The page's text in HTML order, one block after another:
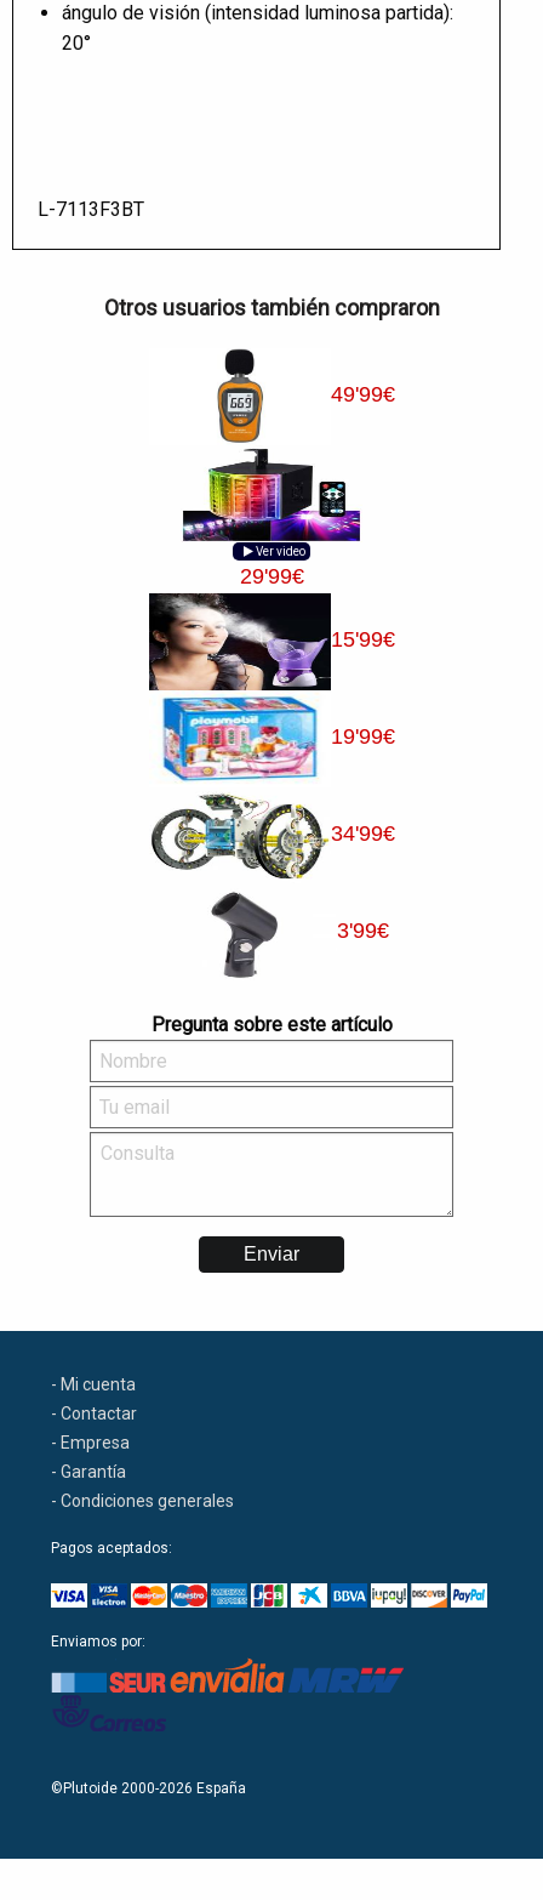
ángulo de visión (intensidad luminosa partida):
20°
L-7113F3BT
Otros usuarios también compraron
49'99€
Ver video
29'99€
15'99€
19'99€
34'99€
3'99€
Pregunta sobre este artículo
- Mi cuenta
- Contactar
- Empresa
- Garantía
- Condiciones generales
Pagos aceptados:
Enviamos por:
©Plutoide 2000-2026 España